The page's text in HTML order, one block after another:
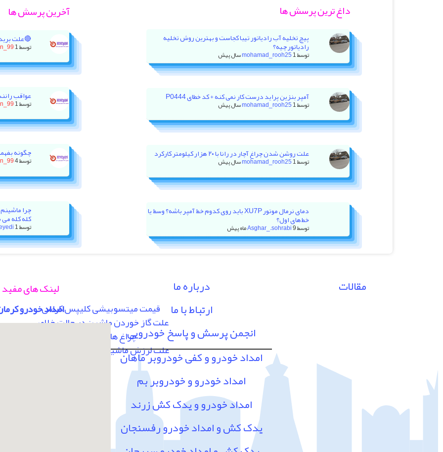
داغ ترین پرسش ها
پیچ تخلیه آب رادیاتور تیبا کجاست و بهترین روش تخلیه
رادیاتور چیه؟
توسط mohamad_rooh251 سال پیش
آمپر بنزین پراید درست کار نمی کنه + کد خطای P0444
توسط mohamad_rooh251 سال پیش
علت روشن شدن چراغ آچار در رانا با ۲۰ هزار کیلومتر کارکرد
توسط mohamad_rooh251 سال پیش
دمای نرمال موتور XU7P باید روی کدوم خط آمپر باشه؟ وسط یا
خط‌های اول؟
توسط Asghar_.sohrabi9 ماه پیش
آخرین پرسش ها
🔴علت
توسط1 روز پیش
عواقب
توسط1 روز پیش
چگونه
توسط4 روز پیش
چرا
کله کله
توسط1 هفته پیش
مقالات
قیمت میتسوبیشی کلیپس کراس
علت گاز خوردن ماشین در حالت خلاص
چراغ های پشت آمپر
علت لرزش ماشین در سرعت 80 به بالا
درباره ما
ارتباط با ما
انجمن پرسش و پاسخ خودرویی
امداد خودرو و کفی خودروبر ماهان
امداد خودرو و خودروبر بم
امداد خودرو و یدک کش زرند
یدک کش و امداد خودرو رفسنجان
لینک های مفید
امداد خودرو